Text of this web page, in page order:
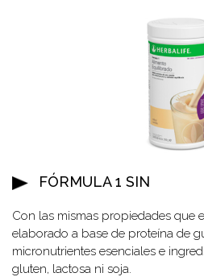
FÓRMULA 1 SIN
Con las mismas propiedades que
elaborado a base de proteína de
micronutrientes esenciales e
gluten, lactosa ni soja.